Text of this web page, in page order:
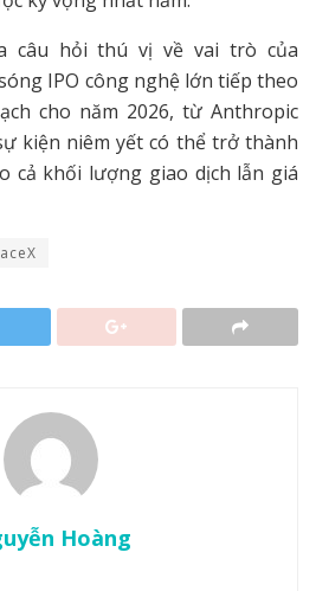
câu hỏi thú vị về vai trò của
IPO công nghệ lớn tiếp theo
cho năm 2026, từ Anthropic
kiện niêm yết có thể trở thành
cả khối lượng giao dịch lẫn giá
Hoàng